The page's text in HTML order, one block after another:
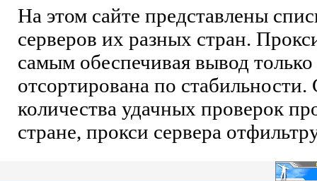
На этом сайте представлены
серверов их разных стран.
самым обеспечивая вывод
отсортирована по стабильности.
количества удачных проверок
стране, прокси сервера